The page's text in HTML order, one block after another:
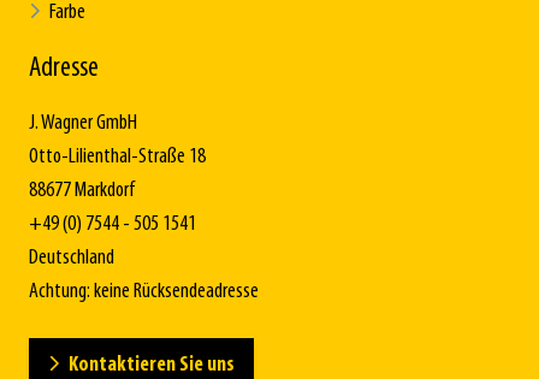
Farbe
Adresse
J. Wagner GmbH
Otto-Lilienthal-Straße 18
88677 Markdorf
+49 (0) 7544 - 505 1541
Deutschland
Achtung: keine Rücksendeadresse
Kontaktieren Sie uns